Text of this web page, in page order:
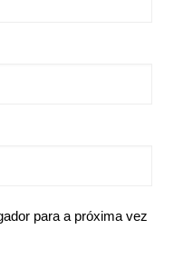
para a próxima vez